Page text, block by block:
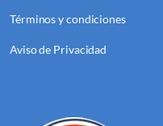
Términos y condiciones
Aviso de Privacidad